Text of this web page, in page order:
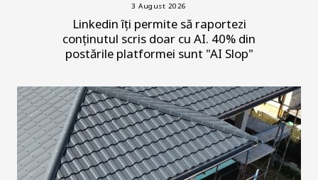
3 August 2026
Linkedin îți permite să raportezi
conținutul scris doar cu AI. 40% din
postările platformei sunt "AI Slop"